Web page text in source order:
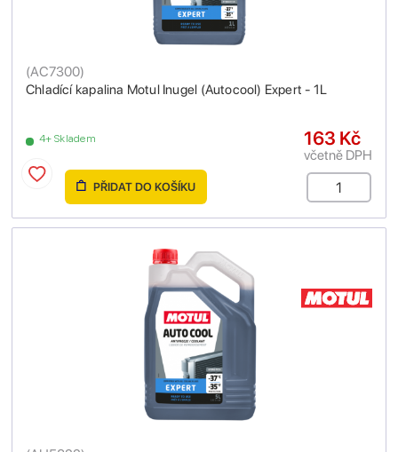
Chladící kapalina Motul Inugel (Autocool) Expert - 1L
(AC7300)
4+ Skladem 163 Kč
včetně DPH
PŘIDAT DO KOŠÍKU